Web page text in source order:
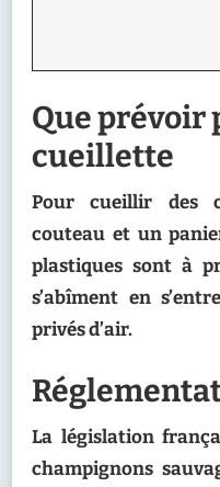
Que prévoir
cueillette
Pour cueillir des
couteau et un
plastiques sont à
s’abîment en
privés d’air.
La législation
champignons